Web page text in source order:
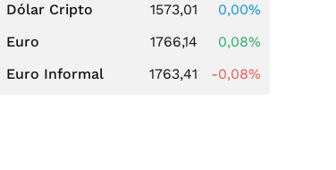
Dólar Cripto 1573,01
0,00%
Euro
1766,14
0,08%
Euro Informal
1763,41 -0,08%